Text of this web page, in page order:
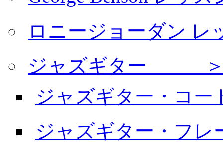
ロニージョーダン レ
ジャズギター ＞
ジャズギター・コー
ジャズギター・フレ